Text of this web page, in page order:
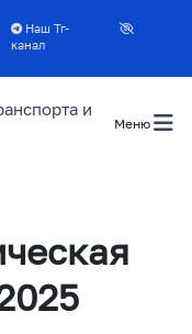
Наш Тг-
канал
и
Меню